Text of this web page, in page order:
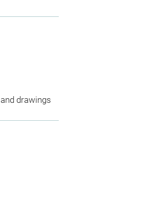
drawings